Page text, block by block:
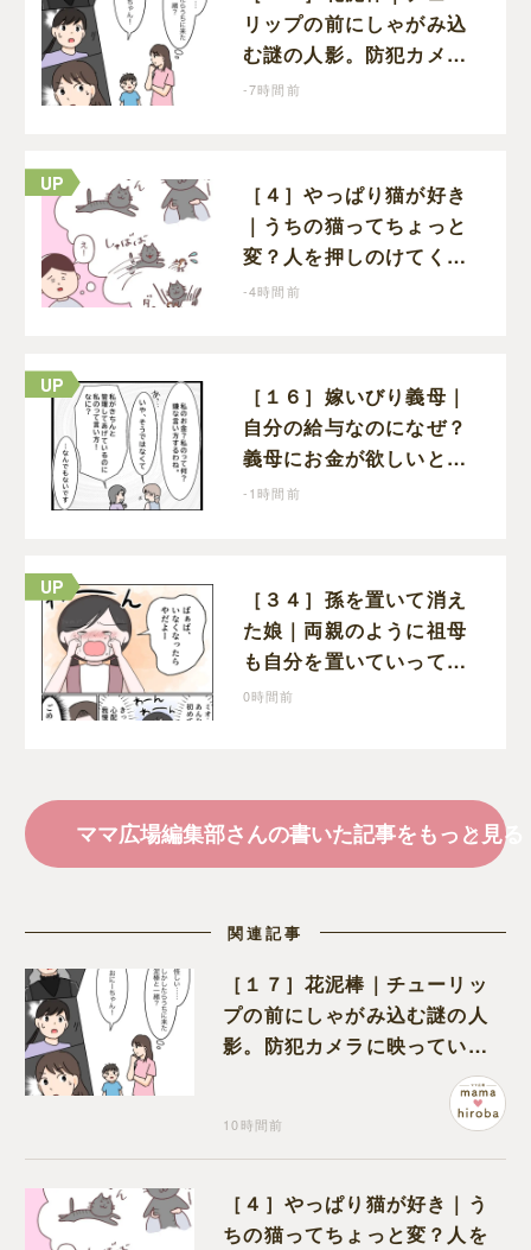
リップの前にしゃがみ込
む謎の人影。防犯カメラ
に映っていたのは娘の友
-7時間前
［４］やっぱり猫が好き
｜うちの猫ってちょっと
変？人を押しのけてくつ
ろぎ、獲物にも物怖じし
-4時間前
［１６］嫁いびり義母｜
自分の給与なのになぜ？
義母にお金が欲しいと頼
まなければならない状況
-1時間前
［３４］孫を置いて消え
た娘｜両親のように祖母
も自分を置いていってし
まうのでは？と怯えて泣
0時間前
ママ広場編集部さんの書いた記事をもっと見る
関連記事
［１７］花泥棒｜チューリッ
プの前にしゃがみ込む謎の人
影。防犯カメラに映っていた
10時間前
［４］やっぱり猫が好き｜う
ちの猫ってちょっと変？人を